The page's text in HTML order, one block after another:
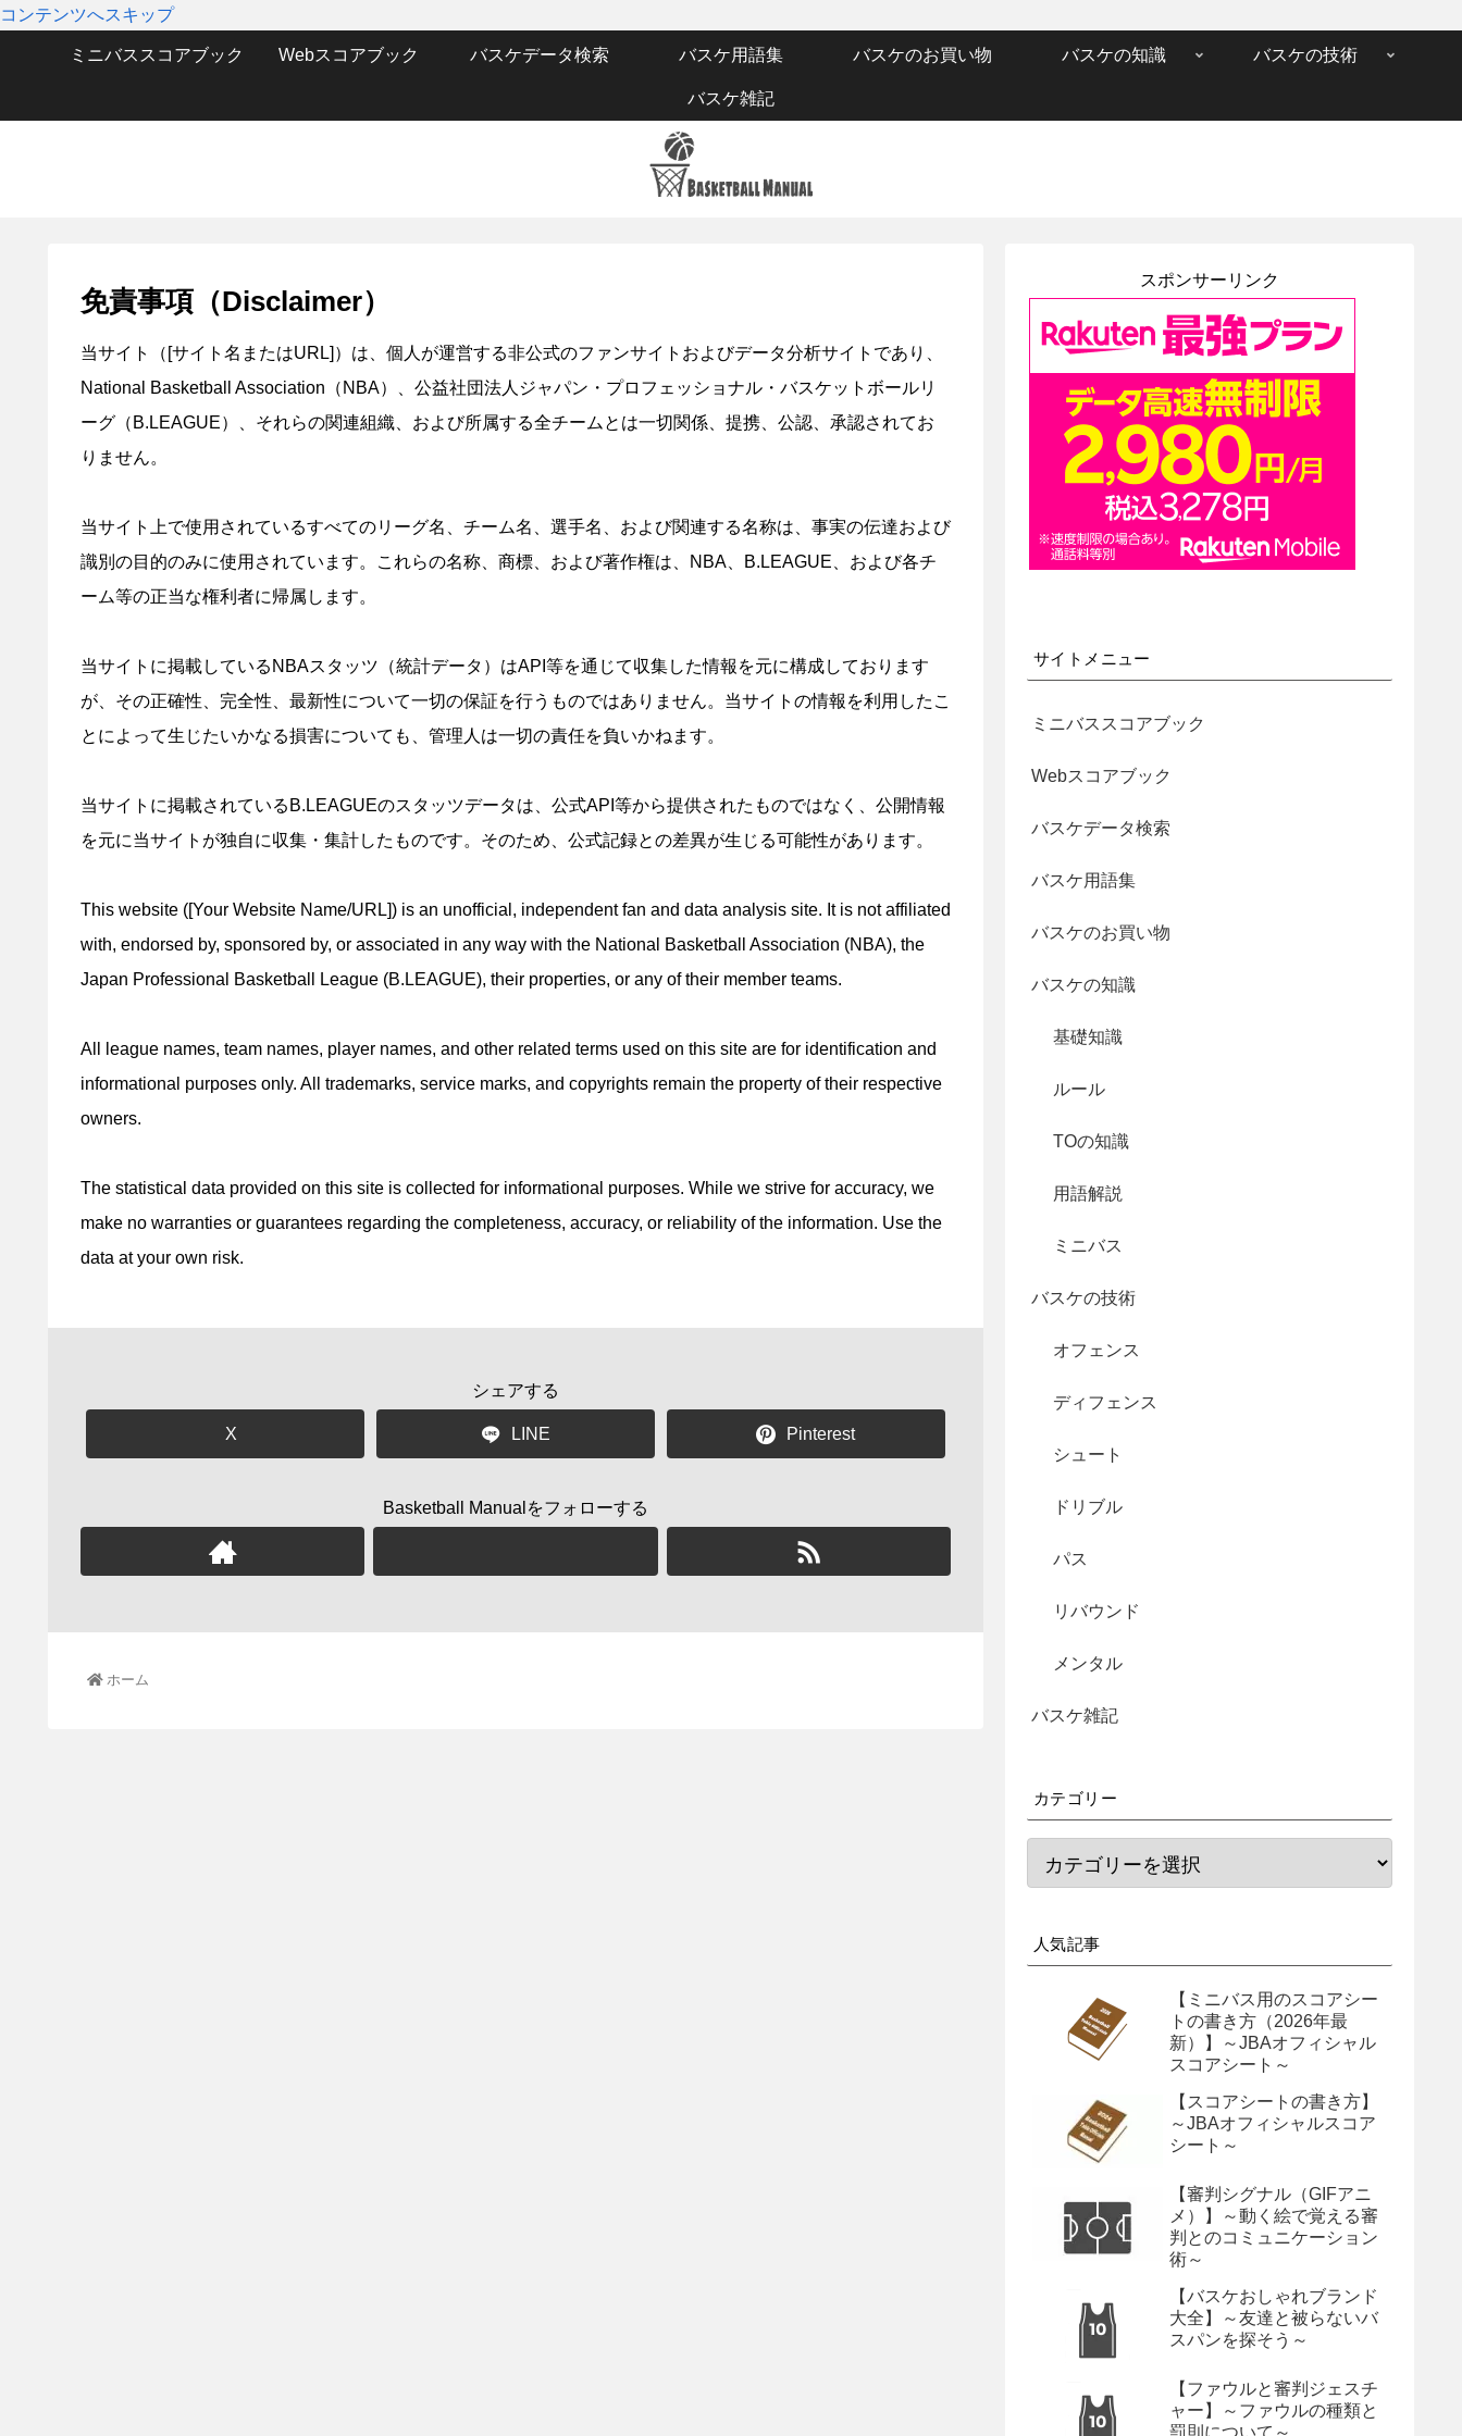
コンテンツへスキップ
ミニバススコアブック Webスコアブック バスケデータ検索 バスケ用語集 バスケのお買い物 バスケの知識 バスケの技術
バスケ雑記
免責事項（Disclaimer）
当サイト（[サイト名またはURL]）は、個人が運営する非公式のファンサイトおよびデータ分析サイトであり、
National Basketball Association（NBA）、公益社団法人ジャパン・プロフェッショナル・バスケットボールリ
ーグ（B.LEAGUE）、それらの関連組織、および所属する全チームとは一切関係、提携、公認、承認されてお
りません。
当サイト上で使用されているすべてのリーグ名、チーム名、選手名、および関連する名称は、事実の伝達および
識別の目的のみに使用されています。これらの名称、商標、および著作権は、NBA、B.LEAGUE、および各チ
ーム等の正当な権利者に帰属します。
当サイトに掲載しているNBAスタッツ（統計データ）はAPI等を通じて収集した情報を元に構成しております
が、その正確性、完全性、最新性について一切の保証を行うものではありません。当サイトの情報を利用したこ
とによって生じたいかなる損害についても、管理人は一切の責任を負いかねます。
当サイトに掲載されているB.LEAGUEのスタッツデータは、公式API等から提供されたものではなく、公開情報
を元に当サイトが独自に収集・集計したものです。そのため、公式記録との差異が生じる可能性があります。
This website ([Your Website Name/URL]) is an unofficial, independent fan and data analysis site. It is not affiliated
with, endorsed by, sponsored by, or associated in any way with the National Basketball Association (NBA), the
Japan Professional Basketball League (B.LEAGUE), their properties, or any of their member teams.
All league names, team names, player names, and other related terms used on this site are for identification and
informational purposes only. All trademarks, service marks, and copyrights remain the property of their respective
owners.
The statistical data provided on this site is collected for informational purposes. While we strive for accuracy, we
make no warranties or guarantees regarding the completeness, accuracy, or reliability of the information. Use the
data at your own risk.
シェアする
X LINE Pinterest
Basketball Manualをフォローする
ホーム
スポンサーリンク
サイトメニュー
ミニバススコアブック
Webスコアブック
バスケデータ検索
バスケ用語集
バスケのお買い物
バスケの知識
基礎知識
ルール
TOの知識
用語解説
ミニバス
バスケの技術
オフェンス
ディフェンス
シュート
ドリブル
パス
リバウンド
メンタル
バスケ雑記
カテゴリー
人気記事
【ミニバス用のスコアシー
トの書き方（2026年最
新）】～JBAオフィシャル
スコアシート～
【スコアシートの書き方】
～JBAオフィシャルスコア
シート～
【審判シグナル（GIFアニ
メ）】～動く絵で覚える審
判とのコミュニケーション
術～
【バスケおしゃれブランド
大全】～友達と被らないバ
スパンを探そう～
【ファウルと審判ジェスチ
ャー】～ファウルの種類と